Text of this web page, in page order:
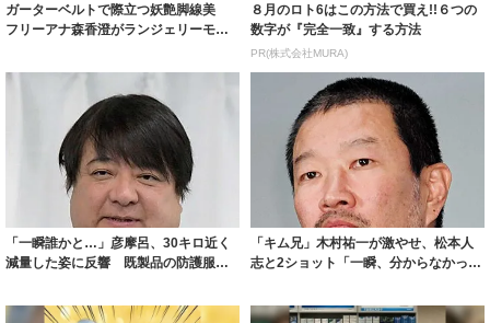
ガーターベルトで際立つ妖艶脚線美
フリーアナ森香澄がランジェリーモデ
８月のロト6はこの方法で買え!!６つの
数字が『完全一致』する方法
PR(株式会社MURA)
「一瞬誰かと…」彦摩呂、30キロ近く
減量した姿に反響 既製品の防護服が
「キム兄」木村祐一が激やせ、松本人
志と2ショット「一瞬、分からなかった